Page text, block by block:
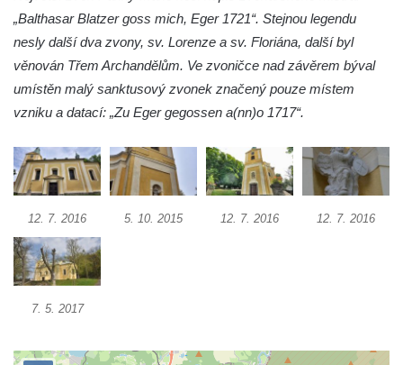
Prysku
Kaple Panny Marie v ulici Na Skalce ve
Cvikově
Kaple Nejsvětější Trojice v centru Hořína
Hrobka Lobkowiczů na hřbitově v Hoříně
Výklenková kaple v jižní části Hořína
Výklenková kaple na domě Vodárenská čp.
271/1 v Mělníku
Kaple svatých Petra a Pavla v Kladrubech u
„Balthasar Blatzer goss mich, Eger 1721“. Stejnou legendu
nesly další dva zvony, sv. Lorenze a sv. Floriána, další byl
věnován Třem Archandělům. Ve zvoničce nad závěrem býval
umístěn malý sanktusový zvonek značený pouze místem
vzniku a datací: „Zu Eger gegossen a(nn)o 1717“.
12. 7. 2016 5. 10. 2015 12. 7. 2016 12. 7. 2016
7. 5. 2017